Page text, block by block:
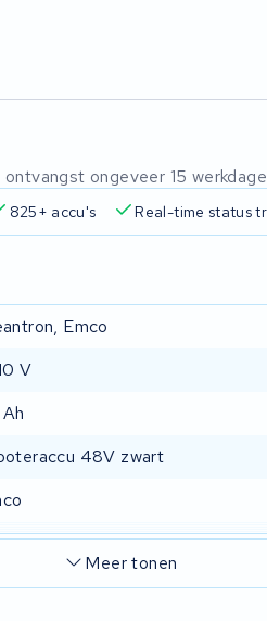
ongeveer 15
825+ accu's Real-
Emco
V
48V zwart
Meer tonen